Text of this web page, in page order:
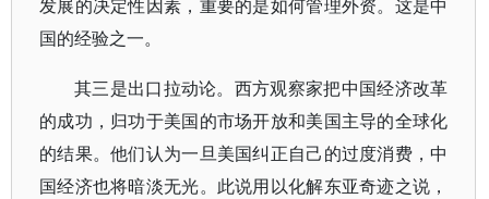
发展的决定性因素，重要的是如何管理外资。这是中
国的经验之一。
其三是出口拉动论。西方观察家把中国经济改革
的成功，归功于美国的市场开放和美国主导的全球化
的结果。他们认为一旦美国纠正自己的过度消费，中
国经济也将暗淡无光。此说用以化解东亚奇迹之说，